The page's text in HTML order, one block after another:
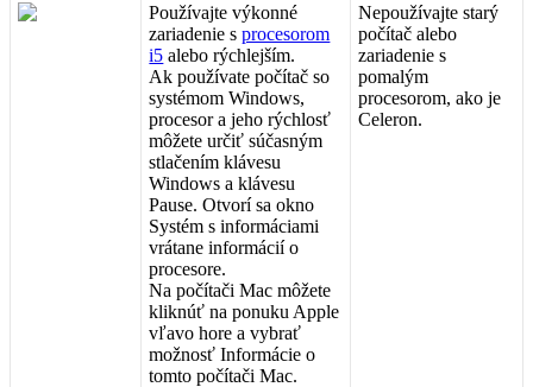
Používajte výkonné
zariadenie s procesorom
i5 alebo rýchlejším.
Ak používate počítač so
systémom Windows,
procesor a jeho rýchlosť
môžete určiť súčasným
stlačením klávesu
Windows a klávesu
Pause. Otvorí sa okno
Systém s informáciami
vrátane informácií o
procesore.
Na počítači Mac môžete
kliknúť na ponuku Apple
vľavo hore a vybrať
možnosť Informácie o
tomto počítači Mac.
Nepoužívajte starý
počítač alebo
zariadenie s
pomalým
procesorom, ako je
Celeron.